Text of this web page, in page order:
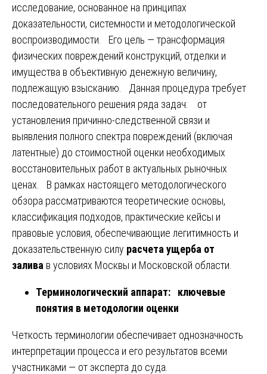
исследование, основанное на принципах
доказательности, системности и методологической
воспроизводимости. Его цель — трансформация
физических повреждений конструкций, отделки и
имущества в объективную денежную величину,
подлежащую взысканию. Данная процедура требует
последовательного решения ряда задач: от
установления причинно-следственной связи и
выявления полного спектра повреждений (включая
латентные) до стоимостной оценки необходимых
восстановительных работ в актуальных рыночных
ценах. В рамках настоящего методологического
обзора рассматриваются теоретические основы,
классификация подходов, практические кейсы и
правовые условия, обеспечивающие легитимность и
доказательственную силу расчета ущерба от
залива в условиях Москвы и Московской области.
Терминологический аппарат: ключевые
понятия в методологии оценки
Четкость терминологии обеспечивает однозначность
интерпретации процесса и его результатов всеми
участниками — от эксперта до суда.